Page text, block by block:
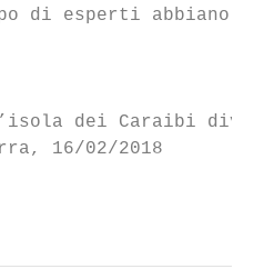
di esperti abbiano
dei Caraibi
16/02/2018